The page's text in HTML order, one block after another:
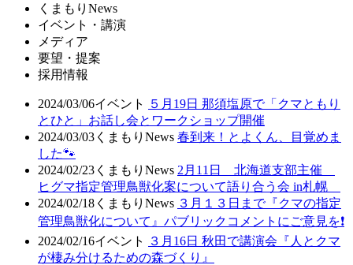
くまもりNews
イベント・講演
メディア
要望・提案
採用情報
2024/03/06イベント
５月19日 那須塩原で「クマともり
とひと」お話し会とワークショップ開催
2024/03/03 くまもりNews 春到来！とよくん、目覚めま
した🐾
2024/02/23 くまもりNews 2月11日 北海道支部主催
ヒグマ指定管理鳥獣化案について語り合う会 in札幌
2024/02/18 くまもりNews ３月１３日まで『クマの指定
管理鳥獣化について』パブリックコメントにご意見を❗
2024/02/16イベント
３月16日 秋田で講演会『人とクマ
が棲み分けるための森づくり』